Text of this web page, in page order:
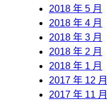
2018 年 5 月
2018 年 4 月
2018 年 3 月
2018 年 2 月
2018 年 1 月
2017 年 12 月
2017 年 11 月